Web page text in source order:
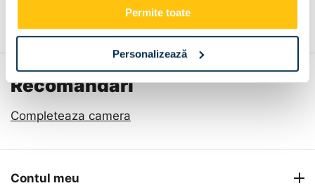
Permite toate
Personalizează
Metode de plata Livrare
Recomandari
Completeaza camera
Contul meu